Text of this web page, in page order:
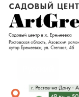
Белый (9)
Раскрыть весь
Найдено 13